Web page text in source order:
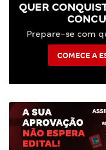
QUER
Prepare-se com
COMECE A